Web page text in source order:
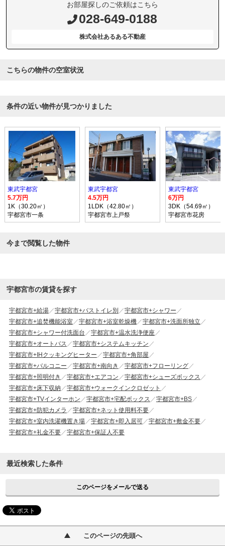
お部屋探しのご依頼はこちら
028-649-0188
株式会社あるある不動産
こちらの物件の空室状況
条件の近い物件が見つかりました
東武宇都宮
5.7万円
1K（30.20㎡）
宇都宮市一条
東武宇都宮
4.5万円
1LDK（42.80㎡）
宇都宮市上戸祭
東武宇都宮
6万円
3DK（54.69㎡）
宇都宮市花房
今まで閲覧した物件
宇都宮市の賃貸を探す
宇都宮市+給湯 宇都宮市+バストイレ別
宇都宮市+シャワー
宇都宮市+追焚機能浴室
宇都宮市+浴室乾燥機
宇都宮市+洗面所独立
宇都宮市+シャワー付洗面台
宇都宮市+温水洗浄便座
宇都宮市+オートバス
宇都宮市+システムキッチン
宇都宮市+IHクッキングヒーター
宇都宮市+角部屋
宇都宮市+バルコニー
宇都宮市+南向き
宇都宮市+フローリング
宇都宮市+照明付き
宇都宮市+エアコン
宇都宮市+シューズボックス
宇都宮市+床下収納
宇都宮市+ウォークインクロゼット
宇都宮市+TVインターホン
宇都宮市+宅配ボックス
宇都宮市+BS
宇都宮市+防犯カメラ
宇都宮市+ネット使用料不要
宇都宮市+室内洗濯機置き場
宇都宮市+即入居可
宇都宮市+敷金不要
宇都宮市+礼金不要
宇都宮市+保証人不要
最近検索した条件
このページをメールで送る
このページの先頭へ